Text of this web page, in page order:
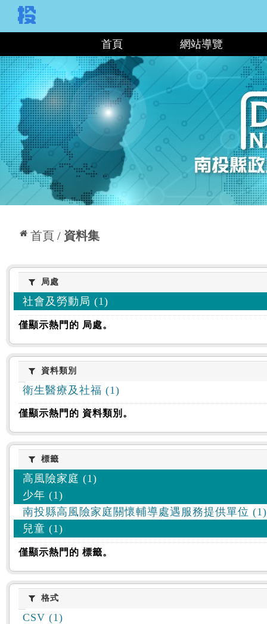
首頁 網站導覽
首頁 資料集
:::
局處局處
社會及勞動局 (1)
僅顯示熱門的 局處。
資料類別
資料類別
衛生醫療及社福 (1)
僅顯示熱門的 資料類別。
標籤標籤
高風險家庭 (1)
少年 (1)
南投縣高風險家庭關懷輔導處遇服務提供單位 (1)
兒童 (1)
僅顯示熱門的 標籤。
格式格式
CSV (1)